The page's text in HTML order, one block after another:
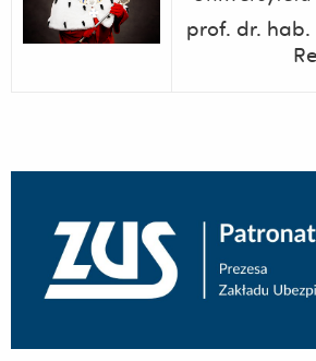
prof. dr.